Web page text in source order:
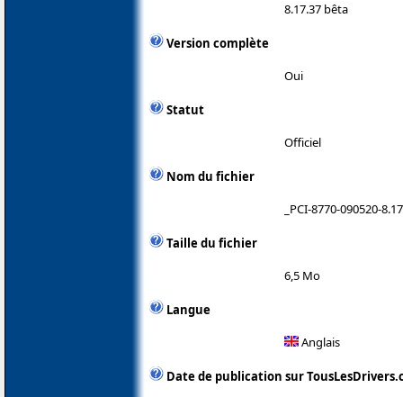
8.17.37 bêta
Version complète
Oui
Statut
Officiel
Nom du fichier
_PCI-8770-090520-
Taille du fichier
6,5 Mo
Langue
Anglais
Date de publication sur